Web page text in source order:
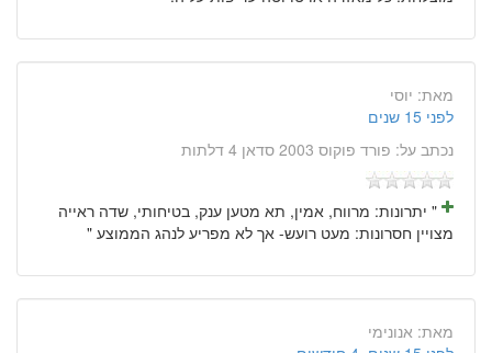
מאת: יוסי
לפני 15 שנים
נכתב על: פורד פוקוס 2003 סדאן 4 דלתות
" יתרונות: מרווח, אמין, תא מטען ענק, בטיחותי, שדה ראייה
מצויין חסרונות: מעט רועש- אך לא מפריע לנהג הממוצע "
מאת: אנונימי